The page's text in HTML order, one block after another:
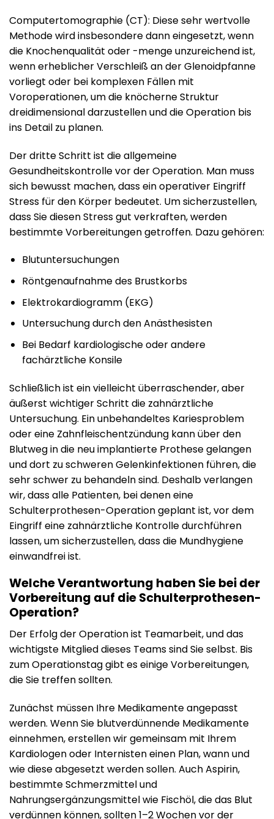
Computertomographie (CT): Diese sehr wertvolle
Methode wird insbesondere dann eingesetzt, wenn
die Knochenqualität oder -menge unzureichend ist,
wenn erheblicher Verschleiß an der Glenoidpfanne
vorliegt oder bei komplexen Fällen mit
Voroperationen, um die knöcherne Struktur
dreidimensional darzustellen und die Operation bis
ins Detail zu planen.
Der dritte Schritt ist die allgemeine
Gesundheitskontrolle vor der Operation. Man muss
sich bewusst machen, dass ein operativer Eingriff
Stress für den Körper bedeutet. Um sicherzustellen,
dass Sie diesen Stress gut verkraften, werden
bestimmte Vorbereitungen getroffen. Dazu gehören:
Blutuntersuchungen
Röntgenaufnahme des Brustkorbs
Elektrokardiogramm (EKG)
Untersuchung durch den Anästhesisten
Bei Bedarf kardiologische oder andere
fachärztliche Konsile
Schließlich ist ein vielleicht überraschender, aber
äußerst wichtiger Schritt die zahnärztliche
Untersuchung. Ein unbehandeltes Kariesproblem
oder eine Zahnfleischentzündung kann über den
Blutweg in die neu implantierte Prothese gelangen
und dort zu schweren Gelenkinfektionen führen, die
sehr schwer zu behandeln sind. Deshalb verlangen
wir, dass alle Patienten, bei denen eine
Schulterprothesen-Operation geplant ist, vor dem
Eingriff eine zahnärztliche Kontrolle durchführen
lassen, um sicherzustellen, dass die Mundhygiene
einwandfrei ist.
Welche Verantwortung haben Sie bei der
Vorbereitung auf die Schulterprothesen-
Operation?
Der Erfolg der Operation ist Teamarbeit, und das
wichtigste Mitglied dieses Teams sind Sie selbst. Bis
zum Operationstag gibt es einige Vorbereitungen,
die Sie treffen sollten.
Zunächst müssen Ihre Medikamente angepasst
werden. Wenn Sie blutverdünnende Medikamente
einnehmen, erstellen wir gemeinsam mit Ihrem
Kardiologen oder Internisten einen Plan, wann und
wie diese abgesetzt werden sollen. Auch Aspirin,
bestimmte Schmerzmittel und
Nahrungsergänzungsmittel wie Fischöl, die das Blut
verdünnen können, sollten 1–2 Wochen vor der